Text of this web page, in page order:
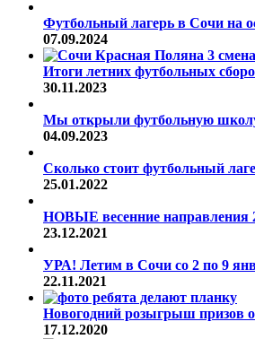
Футбольный лагерь в Сочи на
07.09.2024
Итоги летних футбольных
30.11.2023
Мы открыли футбольную
04.09.2023
Сколько стоит футбольный
25.01.2022
НОВЫЕ весенние направления
23.12.2021
УРА! Летим в Сочи со 2 по 9
22.11.2021
Новогодний розыгрыш призов
17.12.2020